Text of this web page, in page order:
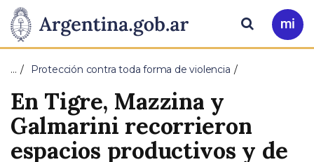
Presidencia
de
la
Nación
Pasar al contenido principal
Ir
a
Buscar
… Protección contra toda forma de violencia
En Tigre, Mazzina y
Galmarini recorrieron
espacios productivos y de